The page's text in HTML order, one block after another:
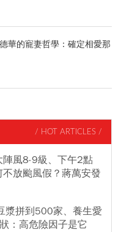
華的寵妻哲學：確定相愛那
/ HOT ARTICLES /
陣風8-9級、下午2點
放颱風假？蔣萬安發
拼到500家、養生愛
：高危險因子是它